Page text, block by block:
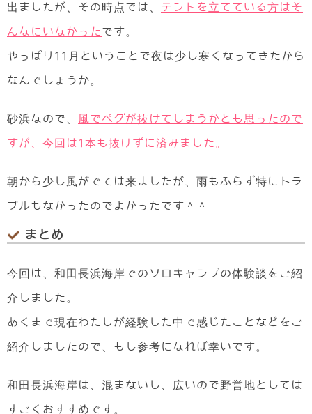
出ましたが、その時点では、 テントを立てている方はそ
んなにいなかったです。
やっぱり11月ということで夜は少し寒くなってきたから
なんでしょうか。
砂浜なので、 風でペグが抜けてしまうかとも思ったので
すが、今回は1本も抜けずに済みました。
朝から少し風がでては来ましたが、雨もふらず特にトラ
ブルもなかったのでよかったです＾＾
まとめ
今回は、和田長浜海岸でのソロキャンプの体験談をご紹
介しました。
あくまで現在わたしが経験した中で感じたことなどをご
紹介しましたので、もし参考になれば幸いです。
和田長浜海岸は、混まないし、広いので野営地としては
すごくおすすめです。